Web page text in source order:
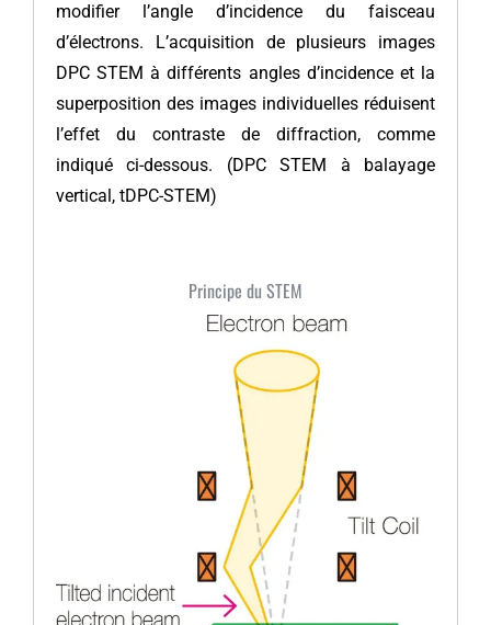
modifier l’angle d’incidence du faisceau
d’électrons. L’acquisition de plusieurs images
DPC STEM à différents angles d’incidence et la
superposition des images individuelles réduisent
l’effet du contraste de diffraction, comme
indiqué ci-dessous. (DPC STEM à balayage
vertical, tDPC-STEM)
Principe du STEM